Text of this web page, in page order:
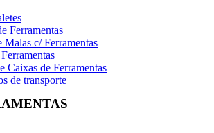
Ferramentas
Malas c/ Ferramentas
Caixas de Ferramentas
de transporte